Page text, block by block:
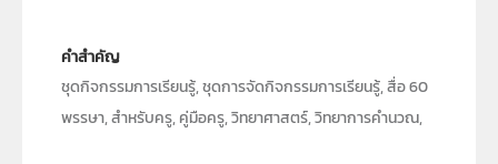
คำสำคัญ
ชุดกิจกรรมการเรียนรู้, ชุดการจัดกิจกรรมการเรียนรู้, สื่อ 60
พรรษา, สำหรับครู, คู่มือครู, วิทยาศาสตร์, วิทยาการคำนวณ,